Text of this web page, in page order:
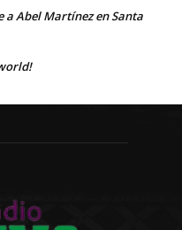
a Abel Martínez en Santa